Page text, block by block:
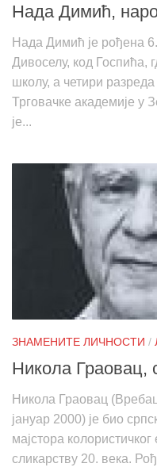
Нада Димић,
Нада Димић је рођена
Дивоселу, код Госпића,
школу, а четири
Трговачке академије у
је...
ЗНАМЕНИТЕ ЛИЧНОСТИ /
Никола Граовац,
Никола Граовац
јануар 2000) је био
мајстора
сликарству 20. века.